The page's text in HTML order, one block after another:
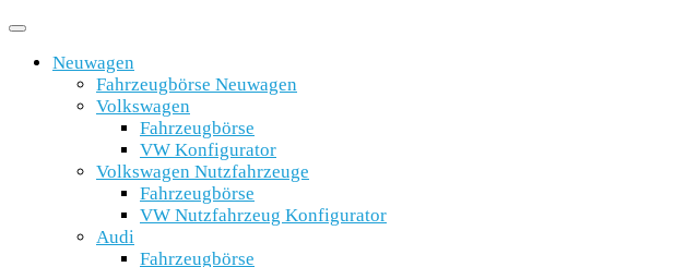
Neuwagen
Fahrzeugbörse Neuwagen
Volkswagen
Fahrzeugbörse
VW Konfigurator
Volkswagen Nutzfahrzeuge
Fahrzeugbörse
VW Nutzfahrzeug Konfigurator
Audi
Fahrzeugbörse